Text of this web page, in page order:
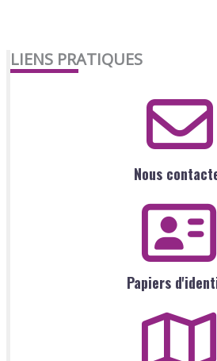
LIENS PRATIQUES
Nous
Papiers